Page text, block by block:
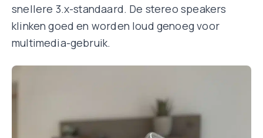
snellere 3.x-standaard. De stereo speakers
klinken goed en worden loud genoeg voor
multimedia-gebruik.